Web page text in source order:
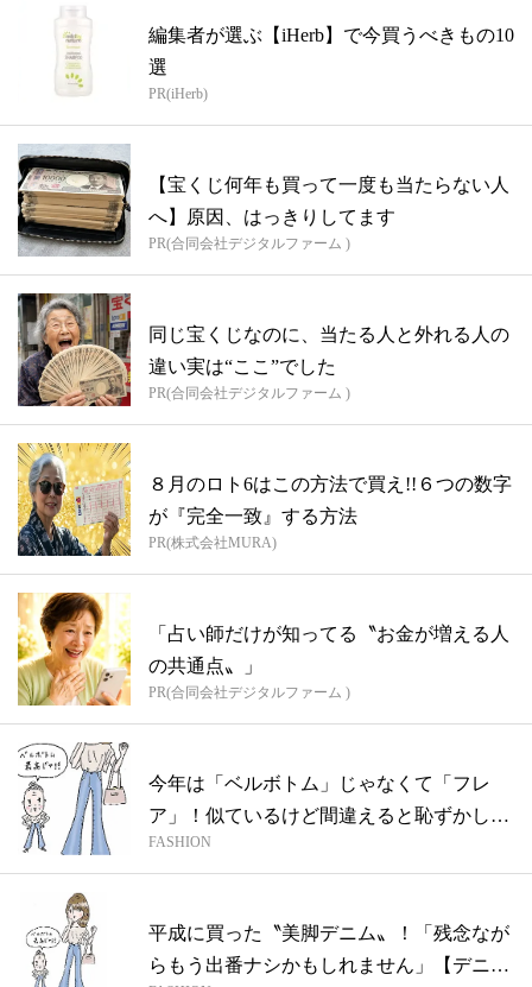
編集者が選ぶ【iHerb】で今買うべきもの10
選
PR(iHerb)
【宝くじ何年も買って一度も当たらない人
へ】原因、はっきりしてます
PR(合同会社デジタルファーム )
同じ宝くじなのに、当たる人と外れる人の
違い実は“ここ”でした
PR(合同会社デジタルファーム )
８月のロト6はこの方法で買え!!６つの数字
が『完全一致』する方法
PR(株式会社MURA)
「占い師だけが知ってる〝お金が増える人
の共通点〟」
PR(合同会社デジタルファーム )
今年は「ベルボトム」じゃなくて「フレ
ア」！似ているけど間違えると恥ずかしい
201...
FASHION
平成に買った〝美脚デニム〟！「残念なが
らもう出番ナシかもしれません」【デニム